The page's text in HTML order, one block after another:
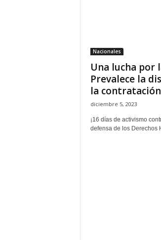
Nacionales
Una lucha por
Prevalece la
la
diciembre 5, 2023
¡16 días de activismo
defensa de los Derechos